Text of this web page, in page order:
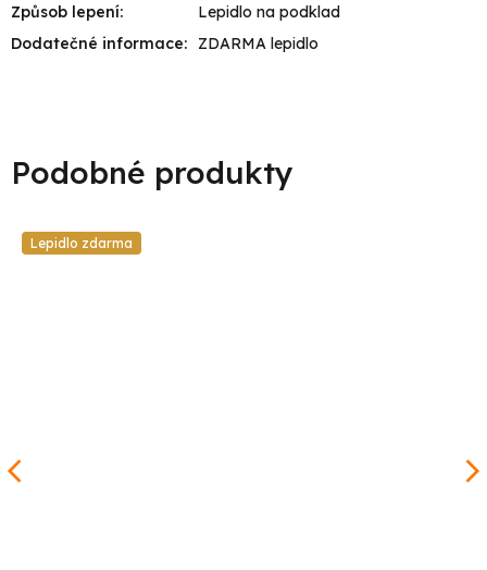
Způsob lepení:
Lepidlo na podklad
Dodatečné informace: ZDARMA lepidlo
Lepidlo zdarma